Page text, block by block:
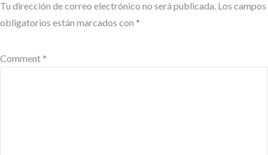
Tu dirección de correo electrónico no será publicada. Los campos
obligatorios están marcados con *
Comment *